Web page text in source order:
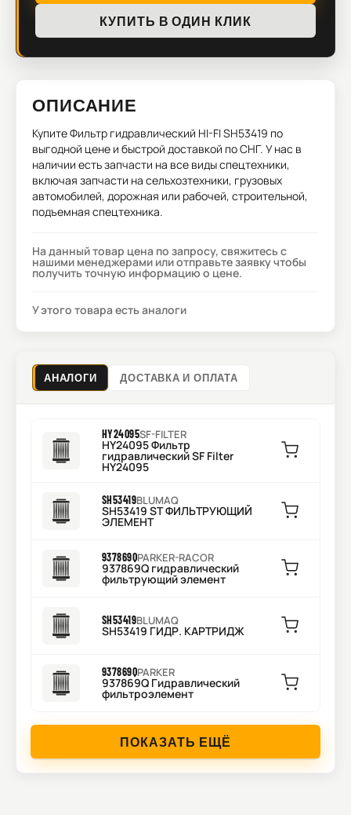
КУПИТЬ В ОДИН КЛИК
ОПИСАНИЕ
КупитеФильтр гидравлический HI-FI SH53419 по
выгодной цене и быстрой доставкой по СНГ. У нас в
наличии есть запчасти на все виды спецтехники,
включая запчасти на сельхозтехники, грузовых
автомобилей, дорожная или рабочей, строительной,
подъемная спецтехника.
На данный товар цена по запросу, свяжитесь с
нашими менеджерами или отправьте заявку чтобы
получить точную информацию о цене.
У этого товара есть аналоги
АНАЛОГИ ДОСТАВКА И ОПЛАТА
HY24095SF-FILTER
HY24095 Фильтр
гидравлический SF Filter
HY24095
SH53419BLUMAQ
SH53419 ST ФИЛЬТРУЮЩИЙ
ЭЛЕМЕНТ
937869QPARKER-RACOR
937869Q гидравлический
фильтрующий элемент
SH53419BLUMAQ
SH53419 ГИДР. КАРТРИДЖ
937869QPARKER
937869Q Гидравлический
фильтроэлемент
ПОКАЗАТЬ ЕЩЁ